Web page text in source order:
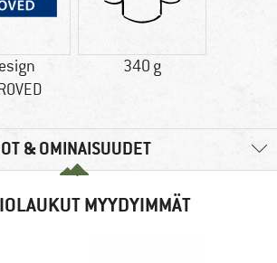
340 g
& OMINAISUUDET
MYYDYIMMÄT